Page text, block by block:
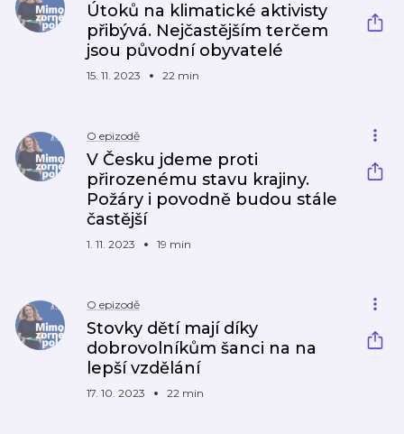
Útoků na klimatické aktivisty
přibývá. Nejčastějším terčem
jsou původní obyvatelé
15. 11. 2023 22 min
O epizodě
V Česku jdeme proti
přirozenému stavu krajiny.
Požáry i povodně budou stále
častější
1. 11. 2023 19 min
O epizodě
Stovky dětí mají díky
dobrovolníkům šanci na na
lepší vzdělání
17. 10. 2023 22 min